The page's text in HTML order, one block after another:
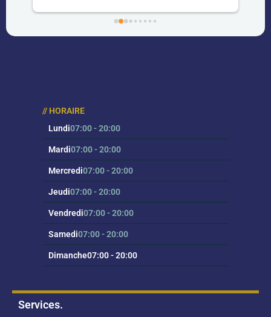
// HORAIRE
Lundi07:00 - 20:00
Mardi07:00 - 20:00
Mercredi07:00 - 20:00
Jeudi07:00 - 20:00
Vendredi07:00 - 20:00
Samedi07:00 - 20:00
Dimanche07:00 - 20:00
Services.